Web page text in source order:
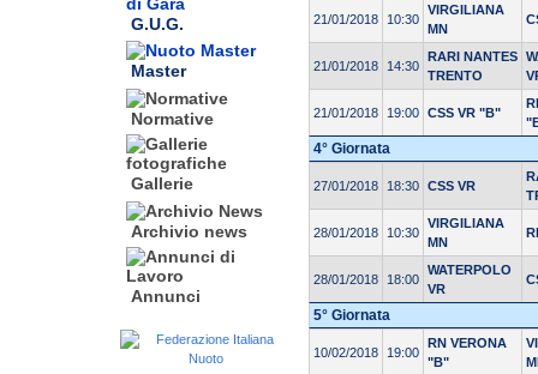
G.U.G.
Master
Normative
Gallerie
Archivio news
Annunci
21/01/2018 10:30
VIRGILIANA
MN
21/01/2018 14:30
RARI NANTES
TRENTO
21/01/2018 19:00 CSS VR "B"
4° Giornata
27/01/2018 18:30 CSS VR
28/01/2018 10:30
VIRGILIANA
MN
28/01/2018 18:00
WATERPOLO
VR
5° Giornata
10/02/2018 19:00
RN VERONA
"B"